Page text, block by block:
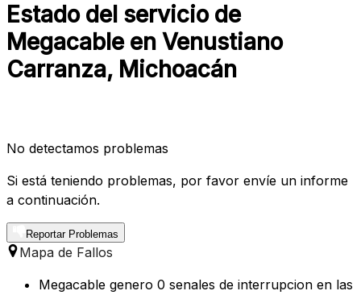
Estado del servicio de
Megacable en Venustiano
Carranza, Michoacán
No detectamos problemas
Si está teniendo problemas, por favor envíe un informe
a continuación.
Reportar Problemas
Mapa de Fallos
Megacable genero 0 senales de interrupcion en las